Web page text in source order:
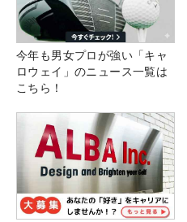
今年も男女プロが強い「キャ
ロウェイ」のニュース一覧は
こちら！